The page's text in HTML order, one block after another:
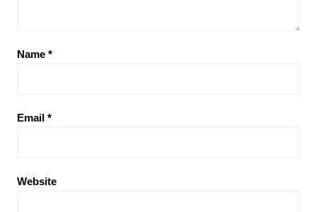
Name *
Email *
Website